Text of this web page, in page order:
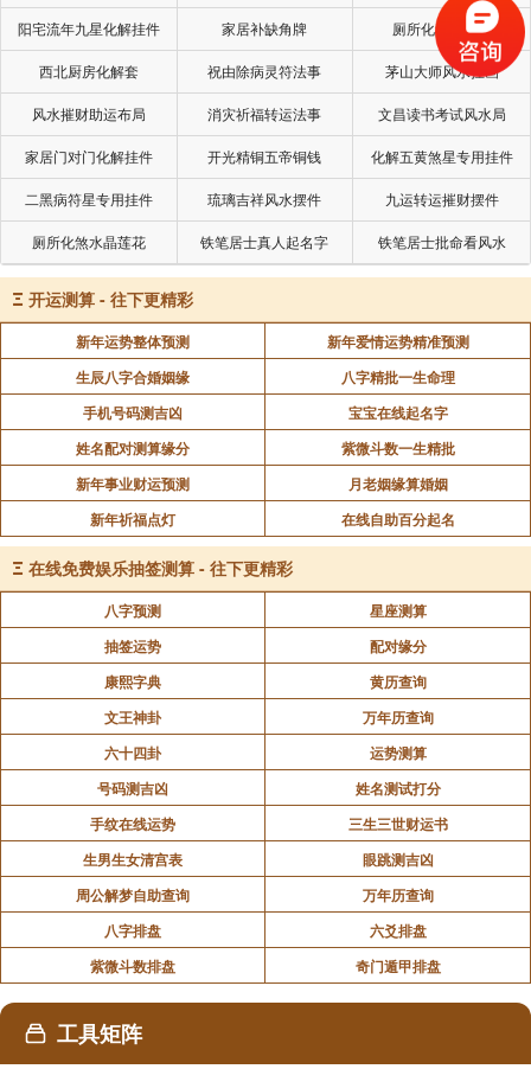
阳宅流年九星化解挂件 家居补缺角牌 厕所化秽气煞套
西北厨房化解套 祝由除病灵符法事 茅山大师风水挂画
风水摧财助运布局 消灾祈福转运法事 文昌读书考试风水局
家居门对门化解挂件 开光精铜五帝铜钱 化解五黄煞星专用挂件
二黑病符星专用挂件 琉璃吉祥风水摆件 九运转运摧财摆件
厕所化煞水晶莲花 铁笔居士真人起名字 铁笔居士批命看风水
Ξ 开运测算 - 往下更精彩
新年运势整体预测
新年爱情运势精准预测
生辰八字合婚姻缘
八字精批一生命理
手机号码测吉凶
宝宝在线起名字
姓名配对测算缘分
紫微斗数一生精批
新年事业财运预测
月老姻缘算婚姻
新年祈福点灯
在线自助百分起名
Ξ 在线免费娱乐抽签测算 - 往下更精彩
八字预测
星座测算
抽签运势
配对缘分
康熙字典
黄历查询
文王神卦
万年历查询
六十四卦
运势测算
号码测吉凶
姓名测试打分
手纹在线运势
三生三世财运书
生男生女清宫表
眼跳测吉凶
周公解梦自助查询
万年历查询
八字排盘
六爻排盘
紫微斗数排盘
奇门遁甲排盘
工具矩阵